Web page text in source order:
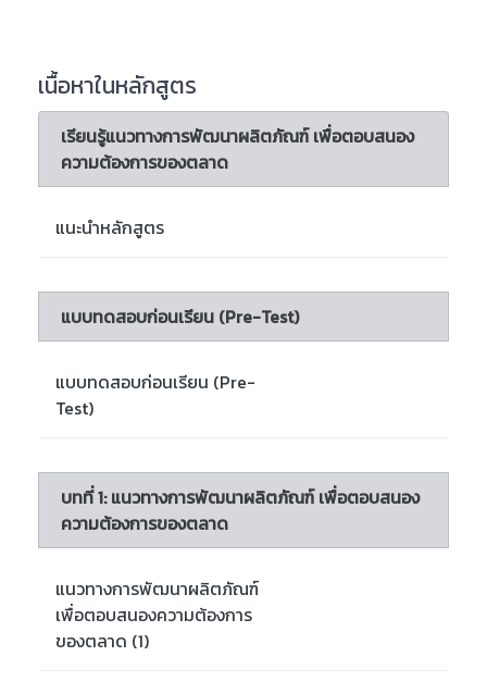
เนื้อหาในหลักสูตร
เรียนรู้แนวทางการพัฒนาผลิตภัณฑ์ เพื่อตอบสนอง
ความต้องการของตลาด
แนะนำหลักสูตร
แบบทดสอบก่อนเรียน (Pre-Test)
แบบทดสอบก่อนเรียน (Pre-
Test)
บทที่ 1: แนวทางการพัฒนาผลิตภัณฑ์ เพื่อตอบสนอง
ความต้องการของตลาด
แนวทางการพัฒนาผลิตภัณฑ์
เพื่อตอบสนองความต้องการ
ของตลาด (1)